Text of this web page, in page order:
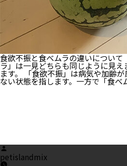
知
っ
て
い
こ
と
食欲不振と食べムラの違いについ
ラ」は一見どちらも同じように見
ます。 「食欲不振」は病気や加齢
ない状態を指します。一方で「食
Posted
by
petislandmix